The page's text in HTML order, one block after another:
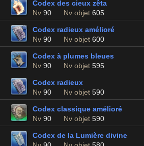
Codex des cieux zêta
Nv 90 Nv objet 605
Codex radieux amélioré
Nv 90 Nv objet 600
Codex à plumes bleues
Nv 90 Nv objet 595
Codex radieux
Nv 90 Nv objet 590
Codex classique amélioré
Nv 90 Nv objet 590
Codex de la Lumière divine